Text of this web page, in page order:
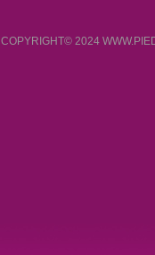
COPYRIGHT© 2024